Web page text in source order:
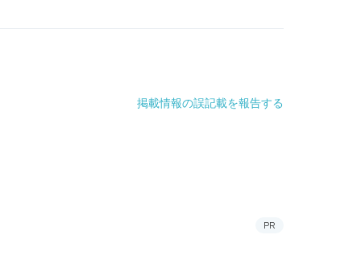
掲載情報の誤記載を報告する
PR